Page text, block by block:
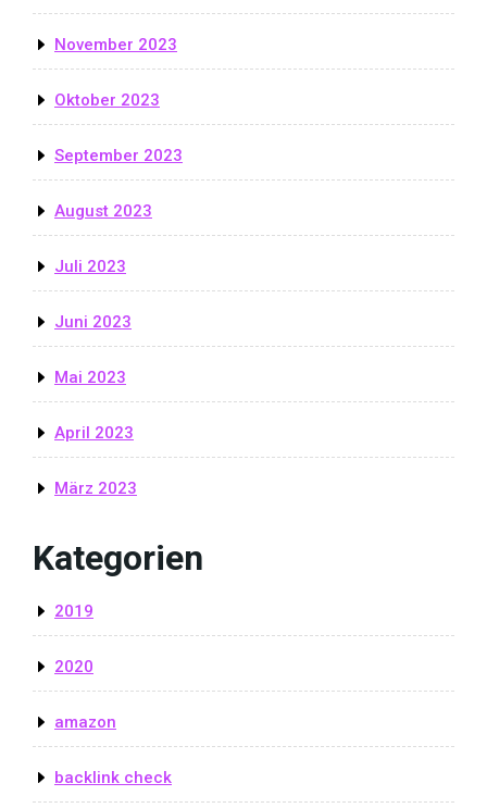
November 2023
Oktober 2023
September 2023
August 2023
Juli 2023
Juni 2023
Mai 2023
April 2023
März 2023
Kategorien
2019
2020
amazon
backlink check